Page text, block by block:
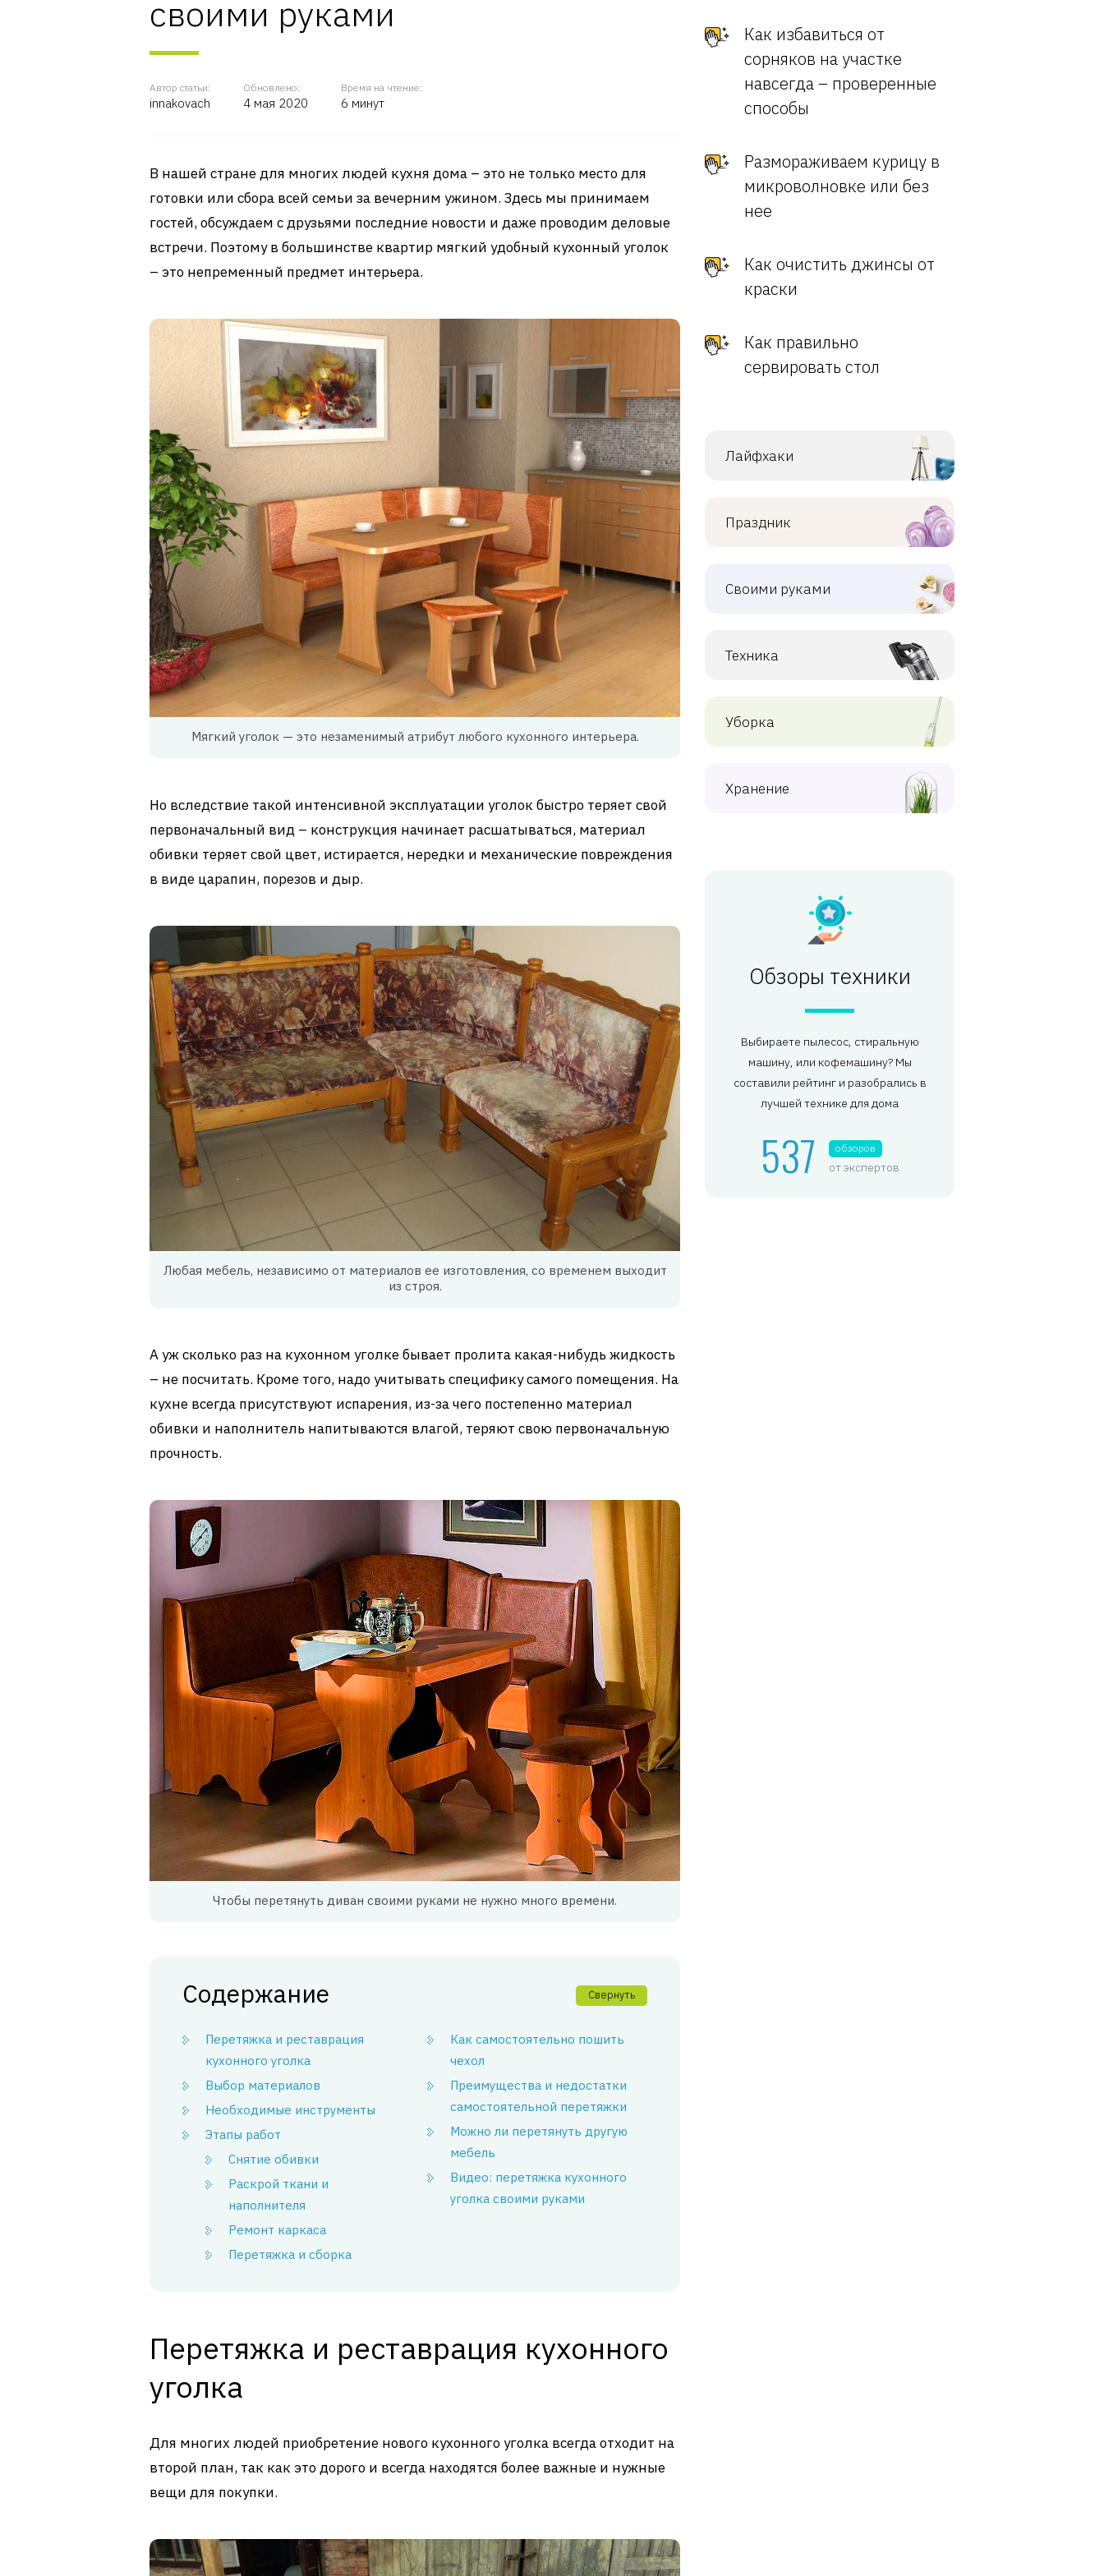
своими руками
Автор статьи:
innakovach
Обновлено:
4 мая 2020
Время на чтение:
6 минут
В нашей стране для многих людей кухня дома – это не только место для
готовки или сбора всей семьи за вечерним ужином. Здесь мы принимаем
гостей, обсуждаем с друзьями последние новости и даже проводим деловые
встречи. Поэтому в большинстве квартир мягкий удобный кухонный уголок
– это непременный предмет интерьера.
Мягкий уголок — это незаменимый атрибут любого кухонного интерьера.
Но вследствие такой интенсивной эксплуатации уголок быстро теряет свой
первоначальный вид – конструкция начинает расшатываться, материал
обивки теряет свой цвет, истирается, нередки и механические повреждения
в виде царапин, порезов и дыр.
Любая мебель, независимо от материалов ее изготовления, со временем выходит
из строя.
А уж сколько раз на кухонном уголке бывает пролита какая-нибудь жидкость
– не посчитать. Кроме того, надо учитывать специфику самого помещения. На
кухне всегда присутствуют испарения, из-за чего постепенно материал
обивки и наполнитель напитываются влагой, теряют свою первоначальную
прочность.
Чтобы перетянуть диван своими руками не нужно много времени.
Содержание Свернуть
Перетяжка и реставрация
кухонного уголка
Выбор материалов
Необходимые инструменты
Этапы работ
Снятие обивки
Раскрой ткани и
наполнителя
Ремонт каркаса
Перетяжка и сборка
Как самостоятельно пошить
чехол
Преимущества и недостатки
самостоятельной перетяжки
Можно ли перетянуть другую
мебель
Видео: перетяжка кухонного
уголка своими руками
Перетяжка и реставрация кухонного
уголка
Для многих людей приобретение нового кухонного уголка всегда отходит на
второй план, так как это дорого и всегда находятся более важные и нужные
вещи для покупки.
Как избавиться от
сорняков на участке
навсегда – проверенные
способы
Размораживаем курицу в
микроволновке или без
нее
Как очистить джинсы от
краски
Как правильно
сервировать стол
Лайфхаки
Праздник
Своими руками
Техника
Уборка
Хранение
Обзоры техники
Выбираете пылесос, стиральную
машину, или кофемашину? Мы
составили рейтинг и разобрались в
лучшей технике для дома
537 обзоров
от экспертов